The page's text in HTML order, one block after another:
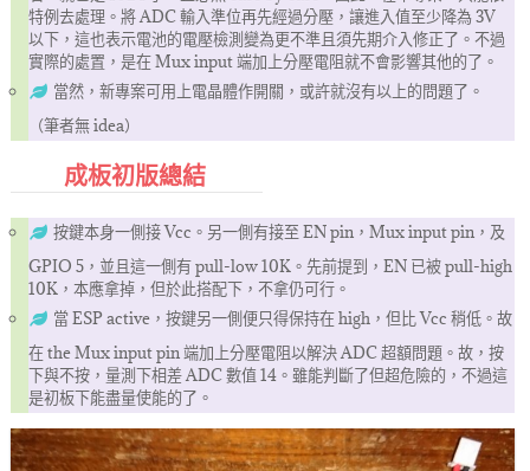
特例去處理。將 ADC 輸入準位再先經過分壓，讓進入值至少降為 3V
以下，這也表示電池的電壓檢測變為更不準且須先期介入修正了。不過
實際的處置，是在 Mux input 端加上分壓電阻就不會影響其他的了。
當然，新專案可用上電晶體作開關，或許就沒有以上的問題了。
（筆者無 idea）
成板初版總結
按鍵本身一側接 Vcc。另一側有接至 EN pin，Mux input pin，及
GPIO 5，並且這一側有 pull-low 10K。先前提到，EN 已被 pull-high
10K，本應拿掉，但於此搭配下，不拿仍可行。
當 ESP active，按鍵另一側便只得保持在 high，但比 Vcc 稍低。故
在 the Mux input pin 端加上分壓電阻以解決 ADC 超額問題。故，按
下與不按，量測下相差 ADC 數值 14。雖能判斷了但超危險的，不過這
是初板下能盡量使能的了。